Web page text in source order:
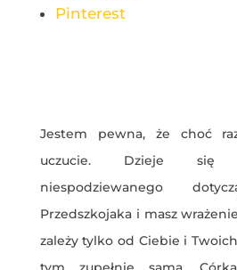
Pinterest
Jestem pewna, że choć
uczucie. Dzieje się
niespodziewanego
Przedszkojaka i masz
zależy tylko od Ciebie i